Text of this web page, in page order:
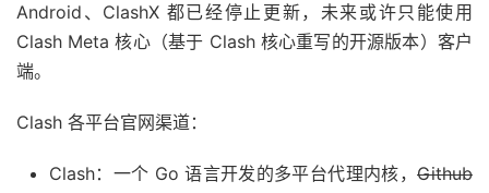
Android、ClashX 都已经停止更新，未来或许只能使用
Clash Meta 核心（基于 Clash 核心重写的开源版本）客户
端。
Clash 各平台官网渠道：
Clash：一个 Go 语言开发的多平台代理内核， Github